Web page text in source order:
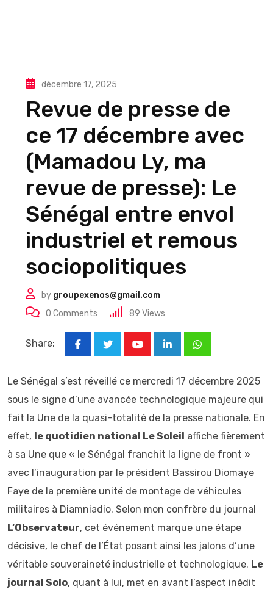
décembre 17, 2025
Revue de presse de
ce 17 décembre avec
(Mamadou Ly, ma
revue de presse): Le
Sénégal entre envol
industriel et remous
sociopolitiques
by groupexenos@gmail.com
0 Comments 89 Views
Share:
LinkedInWhatsapp
Le Sénégal s’est réveillé ce mercredi 17 décembre 2025
sous le signe d’une avancée technologique majeure qui
fait la Une de la quasi-totalité de la presse nationale. En
effet, le quotidien national Le Soleil affiche fièrement
à sa Une que « le Sénégal franchit la ligne de front »
avec l’inauguration par le président Bassirou Diomaye
Faye de la première unité de montage de véhicules
militaires à Diamniadio. Selon mon confrère du journal
L’Observateur, cet événement marque une étape
décisive, le chef de l’État posant ainsi les jalons d’une
véritable souveraineté industrielle et technologique. Le
journal Solo, quant à lui, met en avant l’aspect inédit